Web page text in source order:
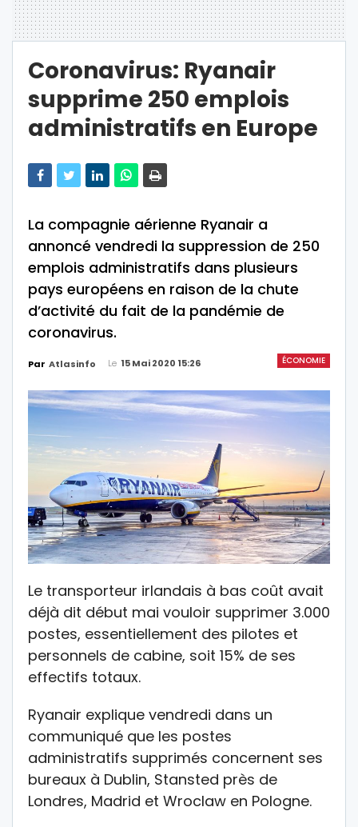
Coronavirus: Ryanair
supprime 250 emplois
administratifs en Europe
La compagnie aérienne Ryanair a
annoncé vendredi la suppression de 250
emplois administratifs dans plusieurs
pays européens en raison de la chute
d’activité du fait de la pandémie de
coronavirus.
ÉCONOMIE
Par Atlasinfo Le 15 Mai 2020 15:26
Le transporteur irlandais à bas coût avait
déjà dit début mai vouloir supprimer 3.000
postes, essentiellement des pilotes et
personnels de cabine, soit 15% de ses
effectifs totaux.
Ryanair explique vendredi dans un
communiqué que les postes
administratifs supprimés concernent ses
bureaux à Dublin, Stansted près de
Londres, Madrid et Wroclaw en Pologne.